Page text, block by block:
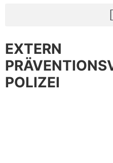
EXTERN
POLIZEI